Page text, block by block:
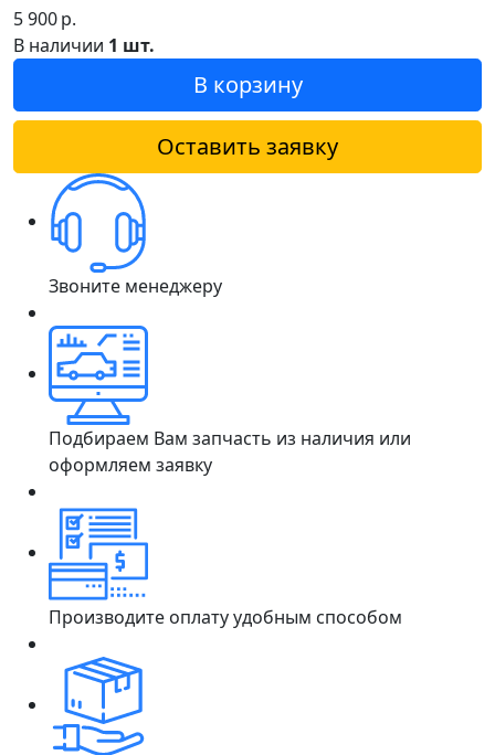
5 900р.
В наличии 1 шт.
В корзину
Оставить заявку
Звоните менеджеру
Подбираем Вам запчасть из наличия или
оформляем заявку
Производите оплату удобным способом